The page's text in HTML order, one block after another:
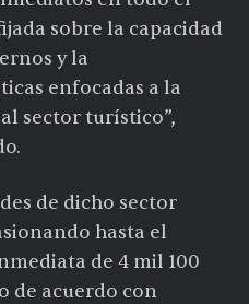
sobre la capacidad
y la
enfocadas a la
sector turístico”,
de dicho sector
hasta el
de 4 mil 100
de acuerdo con